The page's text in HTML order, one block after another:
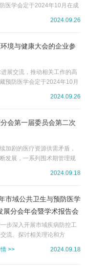
医学会定于2024年10月在成
，将邀请西南地区相关领域
从事环境与健康工作和研究
议有关事宜通知如下：一、
2024.09.26
境与健康大会的企业参
展交流，推动相关工作的高
预防医学会定于2024年10月
发展，将邀请西南地区相关
请从事环境与健康工作和研
有关厂家/公司根据自身...
2024.09.26
会第一届委员会第二次
加剧的医疗资源供需矛盾，
发展，一系列围术期管理规
日间手术“医院-社区”分级协
拟定于2024年10月18-19日
二次全体委员会议暨2...
2024.09.18
市域公共卫生与预防医学
展分会年会暨学术报告会
布！
步深入开展市域疾病防控工
流、探讨相关理论和方
”，四川省预防医学会市域公共
>> 2024.09.18